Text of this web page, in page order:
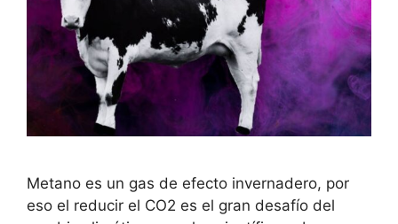
Metano es un gas de efecto invernadero, por
eso el reducir el CO2 es el gran desafío del